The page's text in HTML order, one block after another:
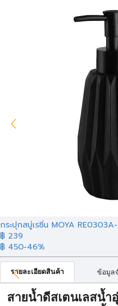
กระปุกสบู่เรซิ่น MOYA
฿ 239
฿ 450-46%
รายละเอียดสินค้า ข้อมูล
สายน้ำดีสเตนเลสน้ำ